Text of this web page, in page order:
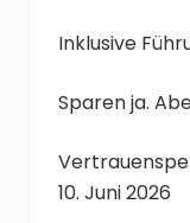
Inklusive
Sparen ja.
10. Juni 2026